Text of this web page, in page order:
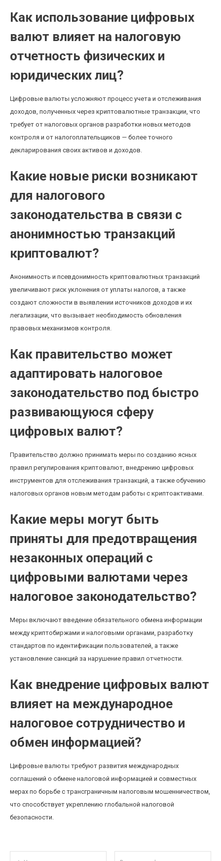
Как использование цифровых
валют влияет на налоговую
отчетность физических и
юридических лиц?
Цифровые валюты усложняют процесс учета и отслеживания
доходов, полученных через криптовалютные транзакции, что
требует от налоговых органов разработки новых методов
контроля и от налогоплательщиков — более точного
декларирования своих активов и доходов.
Какие новые риски возникают
для налогового
законодательства в связи с
анонимностью транзакций
криптовалют?
Анонимность и псевдонимность криптовалютных транзакций
увеличивают риск уклонения от уплаты налогов, а также
создают сложности в выявлении источников доходов и их
легализации, что вызывает необходимость обновления
правовых механизмов контроля.
Как правительство может
адаптировать налоговое
законодательство под быстро
развивающуюся сферу
цифровых валют?
Правительство должно принимать меры по созданию ясных
правил регулирования криптовалют, внедрению цифровых
инструментов для отслеживания транзакций, а также обучению
налоговых органов новым методам работы с криптоактивами.
Какие меры могут быть
приняты для предотвращения
незаконных операций с
цифровыми валютами через
налоговое законодательство?
Меры включают введение обязательного обмена информации
между криптобиржами и налоговыми органами, разработку
стандартов по идентификации пользователей, а также
установление санкций за нарушение правил отчетности.
Как внедрение цифровых валют
влияет на международное
налоговое сотрудничество и
обмен информацией?
Цифровые валюты требуют развития международных
соглашений о обмене налоговой информацией и совместных
мерах по борьбе с трансграничным налоговым мошенничеством,
что способствует укреплению глобальной налоговой
безопасности.